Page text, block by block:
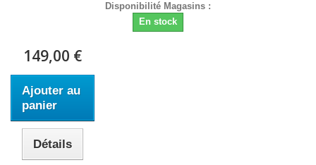
Disponibilité Magasins :
En stock
149,00 €
Ajouter au
panier
Détails